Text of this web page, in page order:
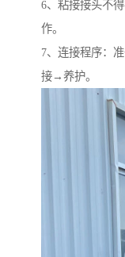
6、粘接接头不
作。
7、连接程序：
接→养护。